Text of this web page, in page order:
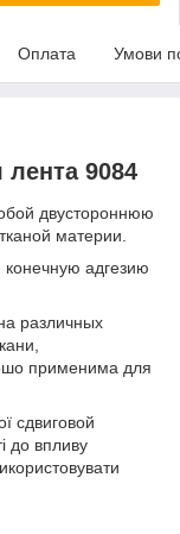
Оплата Умови
9084
двустороннюю
материи.
адгезию
различных
применима для
сдвиговой
до впливу